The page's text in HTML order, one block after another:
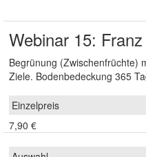
Webinar 15:
Begrünung (Zwischenfrüchte)
Ziele. Bodenbedeckung 365
7,90 €